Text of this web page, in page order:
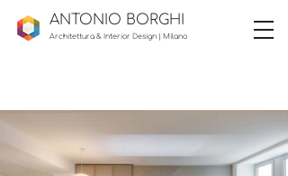
ANTONIO BORGHI
Architettura & Interior Design | Milano